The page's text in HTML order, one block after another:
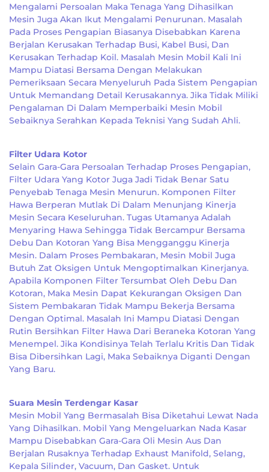
Mengalami Persoalan Maka Tenaga Yang Dihasilkan
Mesin Juga Akan Ikut Mengalami Penurunan. Masalah
Pada Proses Pengapian Biasanya Disebabkan Karena
Berjalan Kerusakan Terhadap Busi, Kabel Busi, Dan
Kerusakan Terhadap Koil. Masalah Mesin Mobil Kali Ini
Mampu Diatasi Bersama Dengan Melakukan
Pemeriksaan Secara Menyeluruh Pada Sistem Pengapian
Untuk Memandang Detail Kerusakannya. Jika Tidak Miliki
Pengalaman Di Dalam Memperbaiki Mesin Mobil
Sebaiknya Serahkan Kepada Teknisi Yang Sudah Ahli.
Filter Udara Kotor
Selain Gara-Gara Persoalan Terhadap Proses Pengapian,
Filter Udara Yang Kotor Juga Jadi Tidak Benar Satu
Penyebab Tenaga Mesin Menurun. Komponen Filter
Hawa Berperan Mutlak Di Dalam Menunjang Kinerja
Mesin Secara Keseluruhan. Tugas Utamanya Adalah
Menyaring Hawa Sehingga Tidak Bercampur Bersama
Debu Dan Kotoran Yang Bisa Mengganggu Kinerja
Mesin. Dalam Proses Pembakaran, Mesin Mobil Juga
Butuh Zat Oksigen Untuk Mengoptimalkan Kinerjanya.
Apabila Komponen Filter Tersumbat Oleh Debu Dan
Kotoran, Maka Mesin Dapat Kekurangan Oksigen Dan
Sistem Pembakaran Tidak Mampu Bekerja Bersama
Dengan Optimal. Masalah Ini Mampu Diatasi Dengan
Rutin Bersihkan Filter Hawa Dari Beraneka Kotoran Yang
Menempel. Jika Kondisinya Telah Terlalu Kritis Dan Tidak
Bisa Dibersihkan Lagi, Maka Sebaiknya Diganti Dengan
Yang Baru.
Suara Mesin Terdengar Kasar
Mesin Mobil Yang Bermasalah Bisa Diketahui Lewat Nada
Yang Dihasilkan. Mobil Yang Mengeluarkan Nada Kasar
Mampu Disebabkan Gara-Gara Oli Mesin Aus Dan
Berjalan Rusaknya Terhadap Exhaust Manifold, Selang,
Kepala Silinder, Vacuum, Dan Gasket. Untuk